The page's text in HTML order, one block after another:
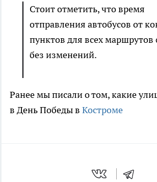
Стоит отметить, что время
отправления автобусов от
пунктов для всех маршрутов
без изменений.
Ранее мы писали о том, какие
в День Победы в Костроме